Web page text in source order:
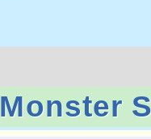
Monster